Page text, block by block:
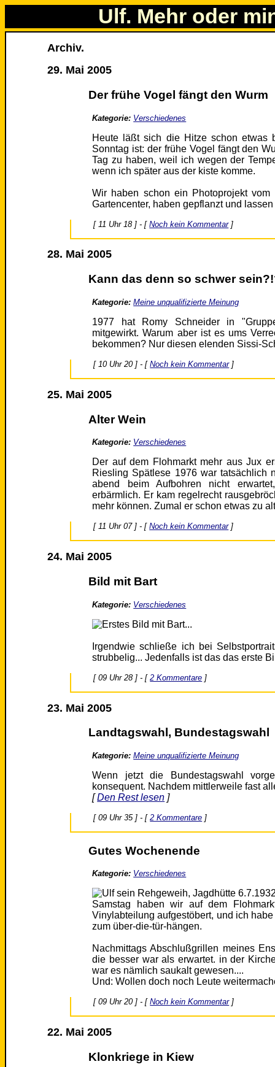
Ulf. Mehr oder
Archiv.
29. Mai 2005
Der frühe Vogel fängt den Wurm
Kategorie: Verschiedenes
Heute läßt sich die Hitze schon etwas
Sonntag ist: der frühe Vogel fängt den
Tag zu haben, weil ich wegen der
wenn ich später aus der kiste komme.
Wir haben schon ein Photoprojekt
Gartencenter, haben gepflanzt und
[ 11 Uhr 18 ] - [Noch kein Kommentar]
28. Mai 2005
Kann das denn so schwer
Kategorie: Meine unqualifizierte Meinung
1977 hat Romy Schneider in
mitgewirkt. Warum aber ist es ums
bekommen? Nur diesen elenden Sissi-
[ 10 Uhr 20 ] - [Noch kein Kommentar]
25. Mai 2005
Alter Wein
Kategorie: Verschiedenes
Der auf dem Flohmarkt mehr aus Jux
Riesling Spätlese 1976 war tatsächlich
abend beim Aufbohren nicht
erbärmlich. Er kam regelrecht
mehr können. Zumal er schon etwas zu
[ 11 Uhr 07 ] - [Noch kein Kommentar]
24. Mai 2005
Bild mit Bart
Kategorie: Verschiedenes
Irgendwie schließe ich bei
strubbelig... Jedenfalls ist das das erste
[ 09 Uhr 28 ] - [2 Kommentare ]
23. Mai 2005
Landtagswahl, Bundestagswahl
Kategorie: Meine unqualifizierte Meinung
Wenn jetzt die Bundestagswahl
konsequent. Nachdem mittlerweile fast
[Den Rest lesen ]
[ 09 Uhr 35 ] - [2 Kommentare ]
Gutes Wochenende
Kategorie: Verschiedenes
Samstag haben wir auf dem
Vinylabteilung aufgestöbert, und ich
zum über-die-tür-hängen.
Nachmittags Abschlußgrillen meines
die besser war als erwartet. in der
war es nämlich saukalt gewesen....
Und: Wollen doch noch Leute
[ 09 Uhr 20 ] - [Noch kein Kommentar]
22. Mai 2005
Klonkriege in Kiew